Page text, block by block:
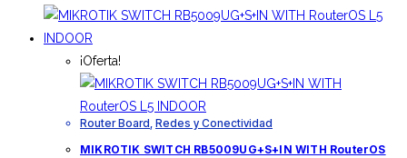
¡Oferta!
Router Board, Redes y Conectividad
MIKROTIK SWITCH RB5009UG+S+IN WITH RouterOS